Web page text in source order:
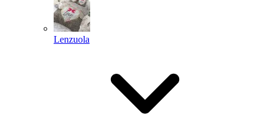
Lenzuola